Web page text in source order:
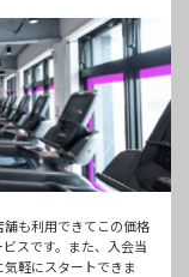
も利用できてこの価格
スです。また、入会当
軽にスタートできま